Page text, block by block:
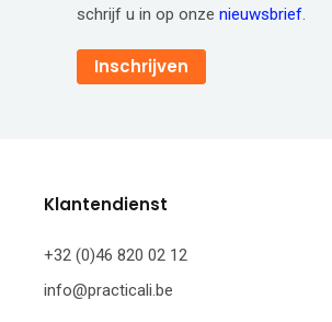
schrijf u in op onze nieuwsbrief.
Inschrijven
Klantendienst
+32 (0)46 820 02 12
info@practicali.be